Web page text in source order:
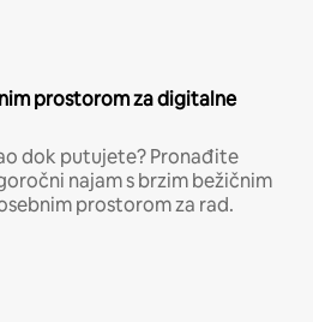
prostorom za digitalne
dok putujete? Pronađite
najam s brzim bežičnim
prostorom za rad.